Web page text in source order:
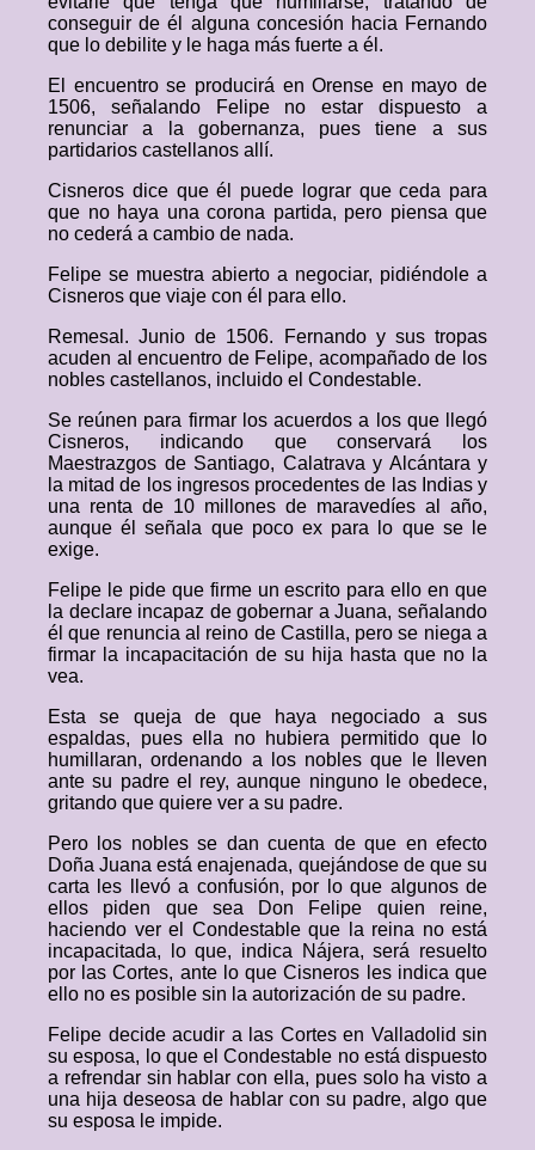
conseguir de él alguna concesión hacia Fernando
que lo debilite y le haga más fuerte a él.
El encuentro se producirá en Orense en mayo de
1506, señalando Felipe no estar dispuesto a
renunciar a la gobernanza, pues tiene a sus
partidarios castellanos allí.
Cisneros dice que él puede lograr que ceda para
que no haya una corona partida, pero piensa que
no cederá a cambio de nada.
Felipe se muestra abierto a negociar, pidiéndole a
Cisneros que viaje con él para ello.
Remesal. Junio de 1506. Fernando y sus tropas
acuden al encuentro de Felipe, acompañado de los
nobles castellanos, incluido el Condestable.
Se reúnen para firmar los acuerdos a los que llegó
Cisneros, indicando que conservará los
Maestrazgos de Santiago, Calatrava y Alcántara y
la mitad de los ingresos procedentes de las Indias y
una renta de 10 millones de maravedíes al año,
aunque él señala que poco ex para lo que se le
exige.
Felipe le pide que firme un escrito para ello en que
la declare incapaz de gobernar a Juana, señalando
él que renuncia al reino de Castilla, pero se niega a
firmar la incapacitación de su hija hasta que no la
vea.
Esta se queja de que haya negociado a sus
espaldas, pues ella no hubiera permitido que lo
humillaran, ordenando a los nobles que le lleven
ante su padre el rey, aunque ninguno le obedece,
gritando que quiere ver a su padre.
Pero los nobles se dan cuenta de que en efecto
Doña Juana está enajenada, quejándose de que su
carta les llevó a confusión, por lo que algunos de
ellos piden que sea Don Felipe quien reine,
haciendo ver el Condestable que la reina no está
incapacitada, lo que, indica Nájera, será resuelto
por las Cortes, ante lo que Cisneros les indica que
ello no es posible sin la autorización de su padre.
Felipe decide acudir a las Cortes en Valladolid sin
su esposa, lo que el Condestable no está dispuesto
a refrendar sin hablar con ella, pues solo ha visto a
una hija deseosa de hablar con su padre, algo que
su esposa le impide.